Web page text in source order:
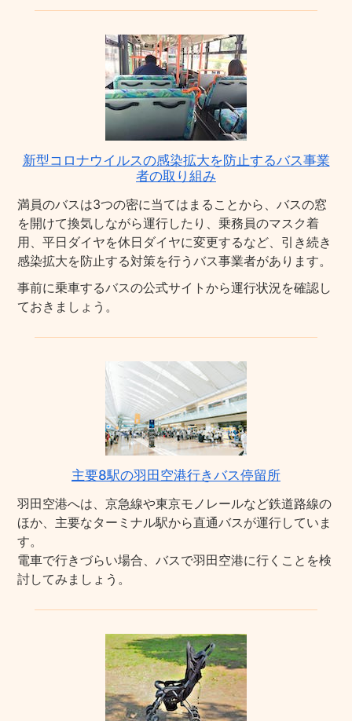
新型コロナウイルスの感染拡大を防止するバス事業
者の取り組み
満員のバスは3つの密に当てはまることから、バスの窓
を開けて換気しながら運行したり、乗務員のマスク着
用、平日ダイヤを休日ダイヤに変更するなど、引き続き
感染拡大を防止する対策を行うバス事業者があります。
事前に乗車するバスの公式サイトから運行状況を確認し
ておきましょう。
主要8駅の羽田空港行きバス停留所
羽田空港へは、京急線や東京モノレールなど鉄道路線の
ほか、主要なターミナル駅から直通バスが運行していま
す。
電車で行きづらい場合、バスで羽田空港に行くことを検
討してみましょう。